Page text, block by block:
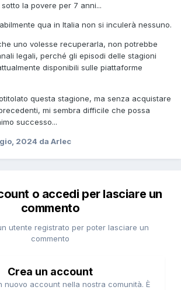
la povere per 7 anni...
qua in Italia non si inculerà nessuno.
uno volesse recuperarla, non potrebbe
legali, perché gli episodi delle stagioni
disponibili sulle piattaforme
questa stagione, ma senza acquistare
mi sembra difficile che possa
successo...
2024 da Arlec
o accedi per lasciare un
commento
utente registrato per poter lasciare un
commento
Crea un account
nuovo account nella nostra comunità. È